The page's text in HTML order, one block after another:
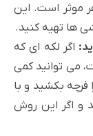
موثر است. این
ها تهیه کنید.
اگر لکه ای که
می توانید کمی
فرچه بکشید و با
و اگر این روش